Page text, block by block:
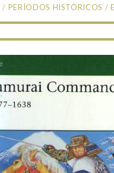
/ PERÍODOS HISTÓRICOS /